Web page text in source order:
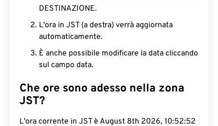
DESTINAZIONE.
L'ora in JST (a destra) verrà aggiornata
automaticamente.
È anche possibile modificare la data cliccando
sul campo data.
Che ore sono adesso nella zona
JST?
L'ora corrente in JST è August 8th 2026, 10:52:53